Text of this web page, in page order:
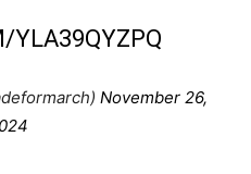
YLA39QYZPQ
November 26,